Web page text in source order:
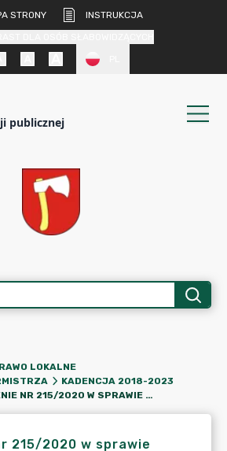
STRONY
INSTRUKCJA
publicznej
LOKALNE
KADENCJA 2018-2023
ZARZĄDZENIE NR 215/2020 W SPRAWIE POWOŁANIA KOMISJI PRZETARGOWEJ DO PRZEPROWADZENIA PRZETARGU USTNEGO OGRANICZONEGO NA SPRZEDAŻ NIERUCHOMOŚCI
215/2020 w sprawie